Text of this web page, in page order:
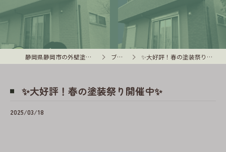
静岡県静岡市の外壁塗装はMyC ブログ ✨大好評！春の塗装祭り開催中✨
✨大好評！春の塗装祭り開催中✨
2025/03/18